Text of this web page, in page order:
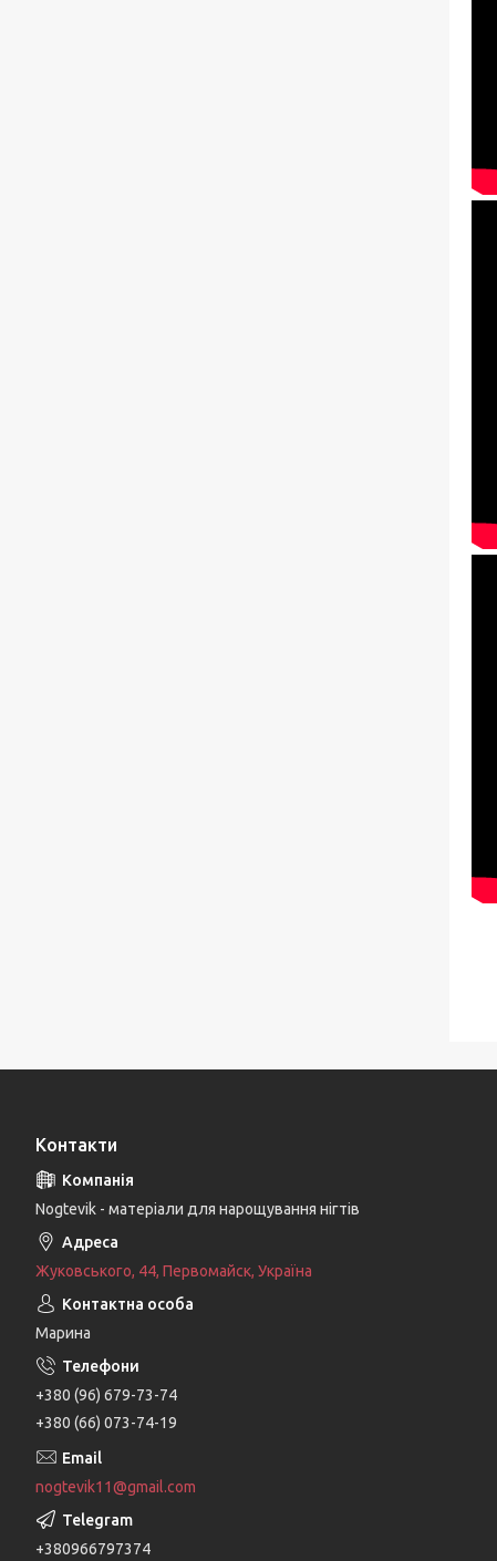
Контакти
Nogtevik - матеріали для нарощування нігтів
Жуковського, 44, Первомайск, Україна
Марина
+380 (96) 679-73-74
+380 (66) 073-74-19
nogtevik11@gmail.com
+380966797374